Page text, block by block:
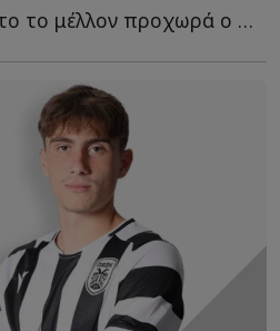
Σε μια κίνηση με φόντο το μέλλον προχωρά ο ΠΑΟΚ, καθώς β...